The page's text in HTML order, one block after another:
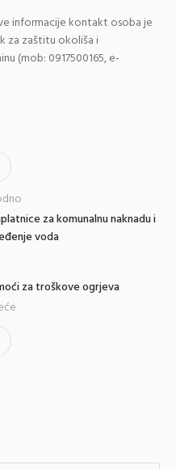
informacije kontakt osoba je
za zaštitu okoliša i
(mob: 0917500165, e-
za komunalnu naknadu i
voda
za troškove ogrjeva